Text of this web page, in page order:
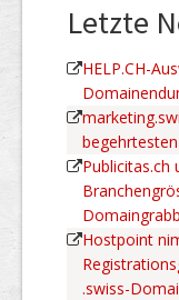
Letzte
HELP.CH-
Publicitas.ch
Hostpoint
.swiss-